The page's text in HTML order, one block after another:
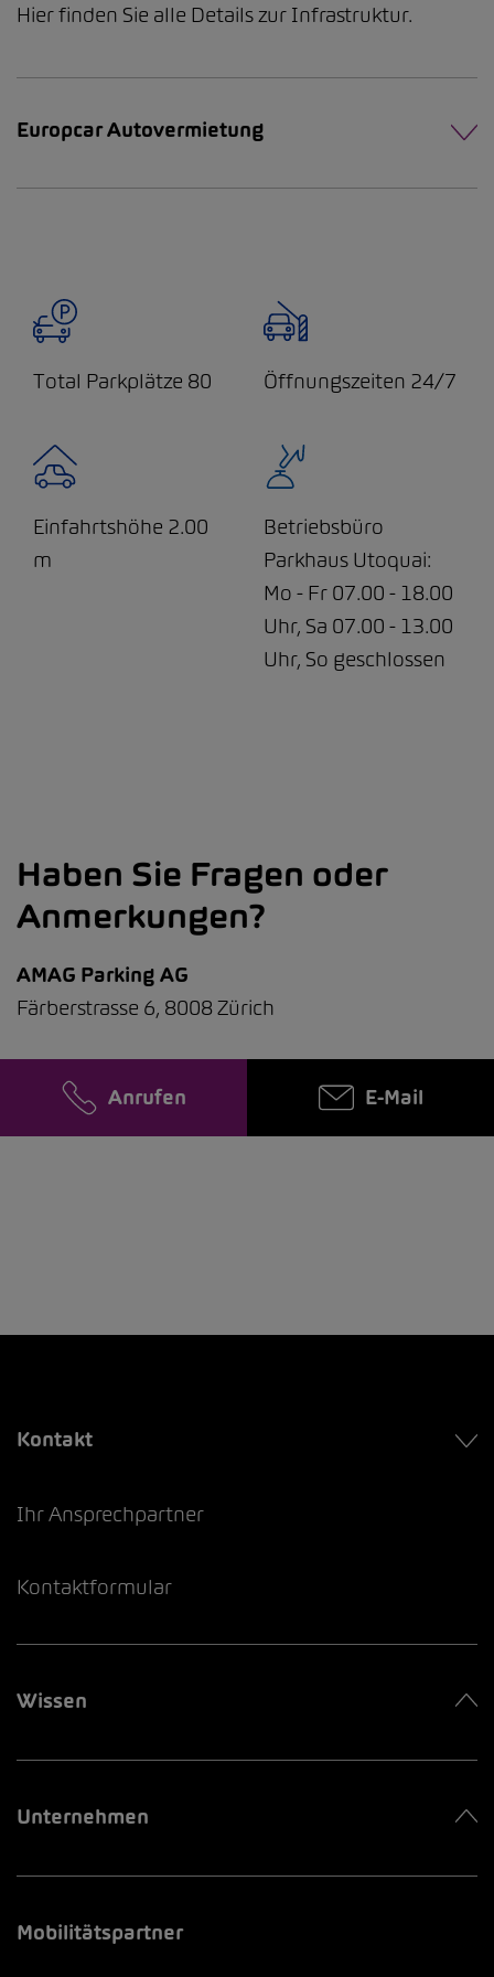
Hier finden Sie alle Details zur Infrastruktur.
Europcar Autovermietung
Total Parkplätze 80 Öffnungszeiten 24/7
Einfahrtshöhe 2.00
m
Betriebsbüro
Parkhaus Utoquai:
Mo - Fr 07.00 - 18.00
Uhr, Sa 07.00 - 13.00
Uhr, So geschlossen
Haben Sie Fragen oder
Anmerkungen?
AMAG Parking AG
Färberstrasse 6, 8008 Zürich
Anrufen E-Mail
Kontakt
Ihr Ansprechpartner
Kontaktformular
Wissen
Unternehmen
Mobilitätspartner